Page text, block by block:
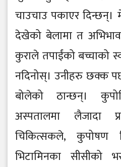
चाउचाउ पकाएर दिन्छन्।
देखेको बेलामा त
कुराले तपाईंको बच्चाको
नदिनोस्। उनीहरु छक्क
बोलेको ठान्छन्।
अस्पतालमा लैजादा
चिकित्सकले, कुपोषण
भिटामिनका सीसीको